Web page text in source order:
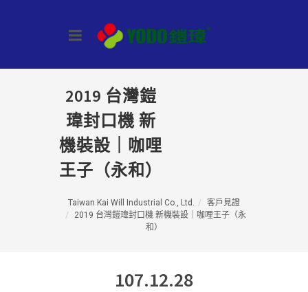
2019 台灣鎧
瑋封口機 新
機裝設｜咖哩
王子（永和）
Taiwan Kai Will Industrial Co., Ltd.
客戶見證
2019 台灣鎧瑋封口機 新機裝設｜咖哩王子（永
和）
107.12.28